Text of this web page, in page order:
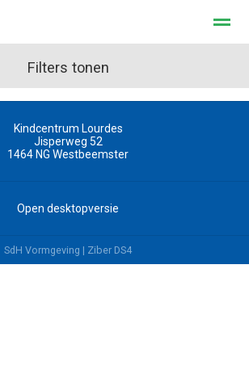
Zoeken Nieuws
Filters tonen
Kindcentrum Lourdes
Jisperweg 52
1464 NG Westbeemster
Open desktopversie
SdH Vormgeving | Ziber DS4